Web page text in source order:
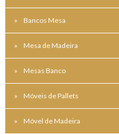
Bancos Mesa
Mesa de Madeira
Mesas Banco
Móveis de Pallets
Móvel de Madeira